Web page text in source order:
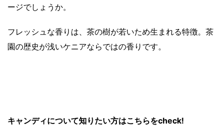
ージでしょうか。
フレッシュな香りは、茶の樹が若いため生まれる特徴。茶
園の歴史が浅いケニアならではの香りです。
キャンディについて知りたい方はこちらをcheck!